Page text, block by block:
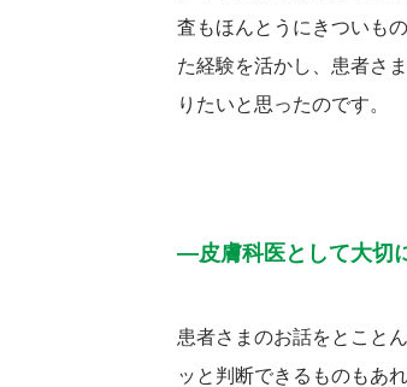
査もほんとうにきついも
た経験を活かし、患者さ
りたいと思ったのです。
―皮膚科医として大切
患者さまのお話をとこと
ッと判断できるものもあ